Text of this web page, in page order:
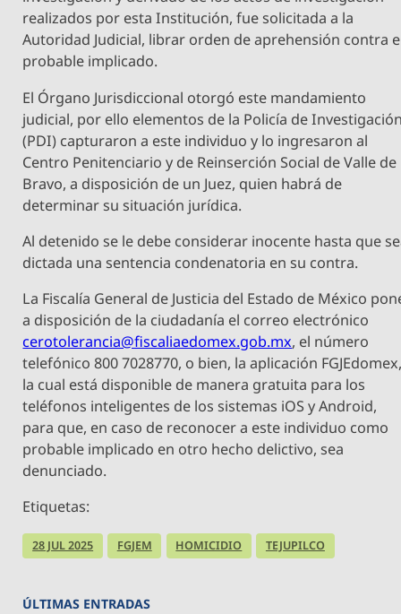
realizados por esta Institución, fue solicitada a la
Autoridad Judicial, librar orden de aprehensión contra
probable implicado.
El Órgano Jurisdiccional otorgó este mandamiento
judicial, por ello elementos de la Policía de
(PDI) capturaron a este individuo y lo ingresaron al
Centro Penitenciario y de Reinserción Social de Valle de
Bravo, a disposición de un Juez, quien habrá de
determinar su situación jurídica.
Al detenido se le debe considerar inocente hasta que
dictada una sentencia condenatoria en su contra.
La Fiscalía General de Justicia del Estado de México
a disposición de la ciudadanía el correo electrónico
cerotolerancia@fiscaliaedomex.gob.mx, el número
telefónico 800 7028770, o bien, la aplicación
la cual está disponible de manera gratuita para los
teléfonos inteligentes de los sistemas iOS y Android,
para que, en caso de reconocer a este individuo como
probable implicado en otro hecho delictivo, sea
denunciado.
Etiquetas:
28 JUL 2025 FGJEM HOMICIDIO TEJUPILCO
ÚLTIMAS ENTRADAS